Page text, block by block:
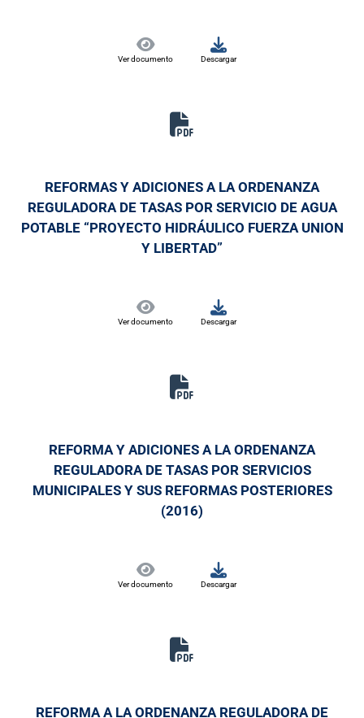
Ver documento Descargar
REFORMAS Y ADICIONES A LA ORDENANZA
REGULADORA DE TASAS POR SERVICIO DE AGUA
POTABLE “PROYECTO HIDRÁULICO FUERZA UNION
Y LIBERTAD”
Ver documento Descargar
REFORMA Y ADICIONES A LA ORDENANZA
REGULADORA DE TASAS POR SERVICIOS
MUNICIPALES Y SUS REFORMAS POSTERIORES
(2016)
Ver documento Descargar
REFORMA A LA ORDENANZA REGULADORA DE